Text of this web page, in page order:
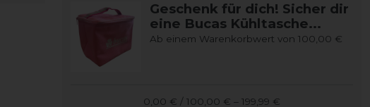
Geschenk für dich! Sicher dir
eine Bucas Kühltasche...
Ab einem Warenkorbwert von 100,00 €
0,00 € / 100,00 € – 199,99 €